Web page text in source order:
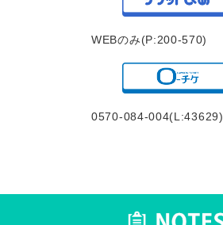
WEBのみ(P:200-570)
0570-084-004(L:43629)